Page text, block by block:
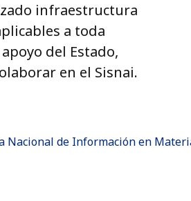
infraestructura
a toda
del Estado,
en el Sisnai.
de Información en